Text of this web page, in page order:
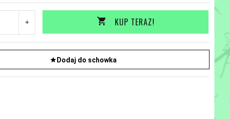
KUP TERAZ!
Dodaj do schowka